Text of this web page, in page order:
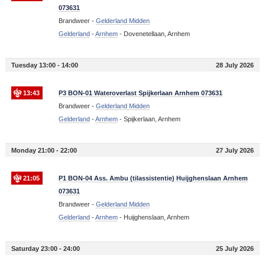
073631
Brandweer - Gelderland Midden
Gelderland-Arnhem- Dovenetellaan, Arnhem
Tuesday 13:00 - 14:00 28 July 2026
13:43
P3 BON-01 Wateroverlast Spijkerlaan Arnhem 073631
Brandweer - Gelderland Midden
Gelderland-Arnhem- Spijkerlaan, Arnhem
Monday 21:00 - 22:00 27 July 2026
21:05
P1 BON-04 Ass. Ambu (tilassistentie) Huijghenslaan Arnhem
073631
Brandweer - Gelderland Midden
Gelderland-Arnhem- Huijghenslaan, Arnhem
Saturday 23:00 - 24:00 25 July 2026